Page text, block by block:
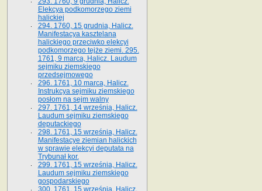
Elekcya podkomorzego ziemi
halickiej
294. 1760, 15 grudnia, Halicz.
Manifestacya kasztelana
halickiego przeciwko elekcyi
podkomorzego tejże ziemi. 295.
1761, 9 marca, Halicz. Laudum
sejmiku ziemskiego
przedsejmowego
296. 1761, 10 marca, Halicz.
Instrukcya sejmiku ziemskiego
posłom na sejm walny
297. 1761, 14 września, Halicz.
Laudum sejmiku ziemskiego
deputackiego
298. 1761, 15 września, Halicz.
Manifestacye ziemian halickich
w sprawie elekcyi deputata na
Trybunał kor.
299. 1761, 15 września, Halicz.
Laudum sejmiku ziemskiego
gospodarskiego
300. 1761, 15 września, Halicz.